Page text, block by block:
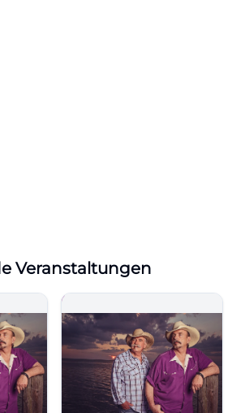
Veranstaltungen